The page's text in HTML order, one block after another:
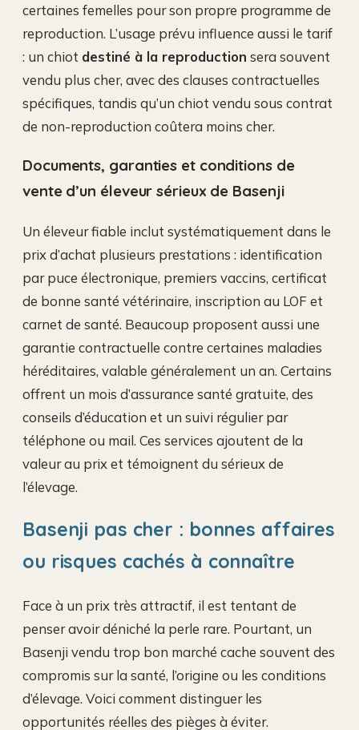
certaines femelles pour son propre programme de
reproduction. L’usage prévu influence aussi le tarif
: un chiot destiné à la reproduction sera souvent
vendu plus cher, avec des clauses contractuelles
spécifiques, tandis qu’un chiot vendu sous contrat
de non-reproduction coûtera moins cher.
Documents, garanties et conditions de
vente d’un éleveur sérieux de Basenji
Un éleveur fiable inclut systématiquement dans le
prix d’achat plusieurs prestations : identification
par puce électronique, premiers vaccins, certificat
de bonne santé vétérinaire, inscription au LOF et
carnet de santé. Beaucoup proposent aussi une
garantie contractuelle contre certaines maladies
héréditaires, valable généralement un an. Certains
offrent un mois d’assurance santé gratuite, des
conseils d’éducation et un suivi régulier par
téléphone ou mail. Ces services ajoutent de la
valeur au prix et témoignent du sérieux de
l’élevage.
Basenji pas cher : bonnes affaires
ou risques cachés à connaître
Face à un prix très attractif, il est tentant de
penser avoir déniché la perle rare. Pourtant, un
Basenji vendu trop bon marché cache souvent des
compromis sur la santé, l’origine ou les conditions
d’élevage. Voici comment distinguer les
opportunités réelles des pièges à éviter.